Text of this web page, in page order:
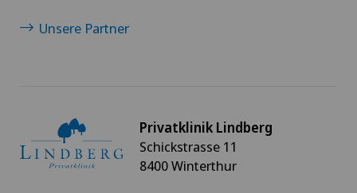
Unsere Partner
Privatklinik Lindberg
Schickstrasse 11
8400 Winterthur